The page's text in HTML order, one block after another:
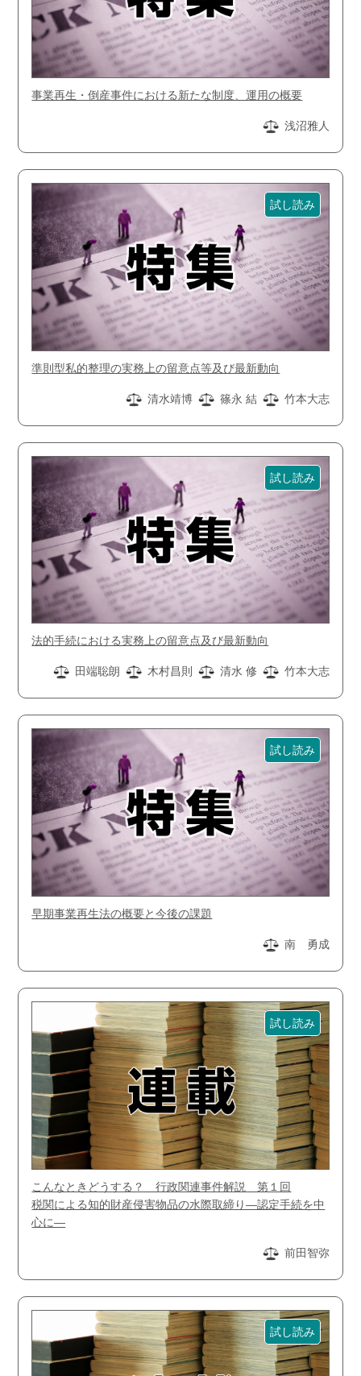
事業再生・倒産事件における新たな制度、運用の概要
浅沼雅人
試し読み
準則型私的整理の実務上の留意点等及び最新動向
清水靖博 篠永 結 竹本大志
試し読み
法的手続における実務上の留意点及び最新動向
田端聡朗 木村昌則 清水 修 竹本大志
試し読み
早期事業再生法の概要と今後の課題
南 勇成
試し読み
こんなときどうする？ 行政関連事件解説 第１回
税関による知的財産侵害物品の水際取締り―認定手続を中
心に―
前田智弥
試し読み